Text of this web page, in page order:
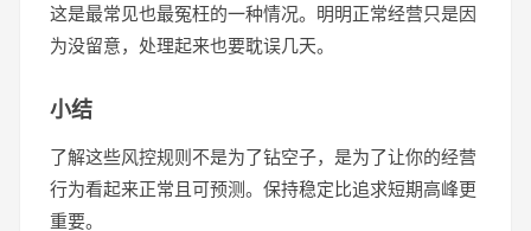
这是最常见也最冤枉的一种情况。明明正常经营只是因
为没留意，处理起来也要耽误几天。
小结
了解这些风控规则不是为了钻空子，是为了让你的经营
行为看起来正常且可预测。保持稳定比追求短期高峰更
重要。